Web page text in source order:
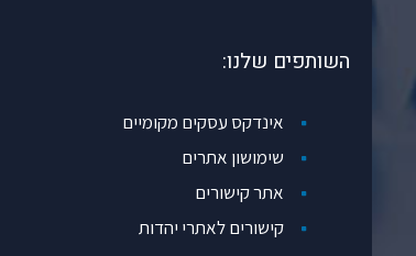
השותפים שלנו:
אינדקס עסקים מקומיים
שימושון אתרים
אתר קישורים
קישורים לאתרי יהדות